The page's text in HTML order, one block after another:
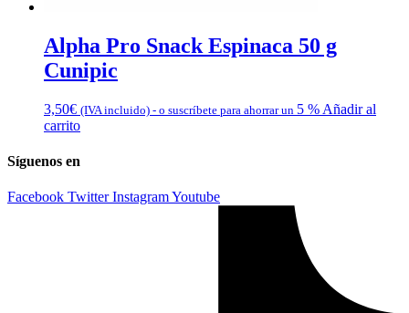
Alpha Pro Snack Espinaca 50 g
Cunipic
3,50€ (IVA incluido) - o suscríbete para ahorrar un 5 % Añadir al
carrito
Síguenos en
Facebook Twitter InstagramYoutube